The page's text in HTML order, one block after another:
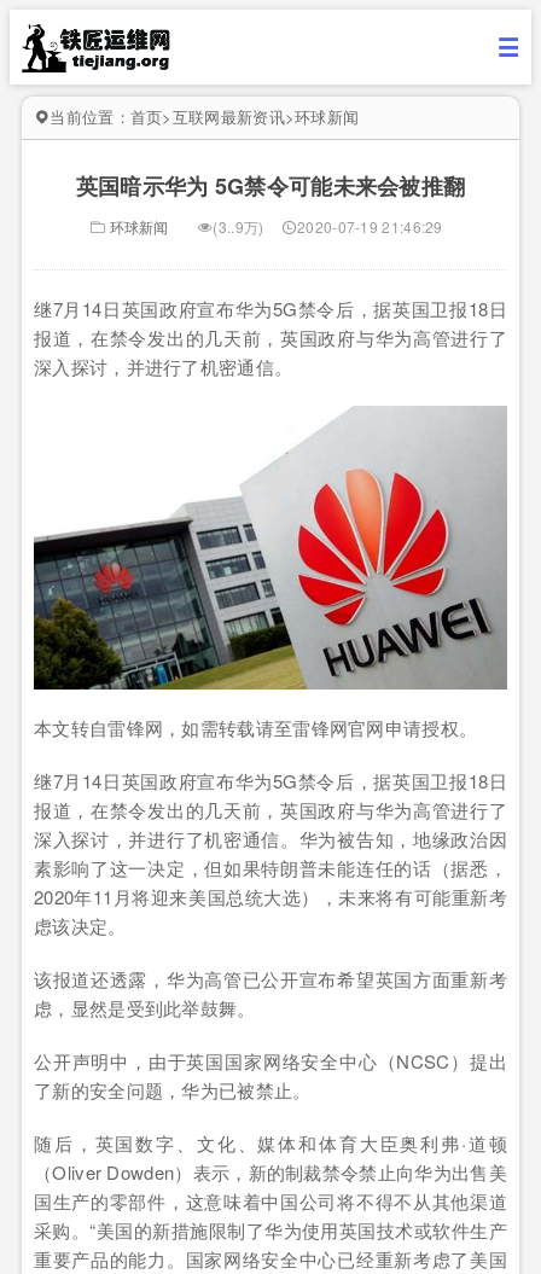
当前位置： 首页>互联网最新资讯>环球新闻
英国暗示华为 5G禁令可能未来会被推翻
环球新闻 (3..9万) 2020-07-19 21:46:29
继7月14日英国政府宣布华为5G禁令后，据英国卫报18日
报道，在禁令发出的几天前，英国政府与华为高管进行了
深入探讨，并进行了机密通信。
本文转自雷锋网，如需转载请至雷锋网官网申请授权。
继7月14日英国政府宣布华为5G禁令后，据英国卫报18日
报道，在禁令发出的几天前，英国政府与华为高管进行了
深入探讨，并进行了机密通信。华为被告知，地缘政治因
素影响了这一决定，但如果特朗普未能连任的话（据悉，
2020年11月将迎来美国总统大选），未来将有可能重新考
虑该决定。
该报道还透露，华为高管已公开宣布希望英国方面重新考
虑，显然是受到此举鼓舞。
公开声明中，由于英国国家网络安全中心（NCSC）提出
了新的安全问题，华为已被禁止。
随后，英国数字、文化、媒体和体育大臣奥利弗·道顿
（Oliver Dowden）表示，新的制裁禁令禁止向华为出售美
国生产的零部件，这意味着中国公司将不得不从其他渠道
采购。“美国的新措施限制了华为使用英国技术或软件生产
重要产品的能力。国家网络安全中心已经重新考虑了美国